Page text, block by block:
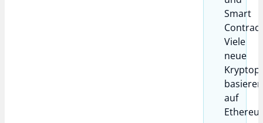
Smart
Viele
neue
basieren
auf